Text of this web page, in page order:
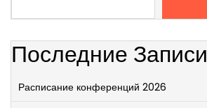
Последние Записи
Расписание конференций 2026